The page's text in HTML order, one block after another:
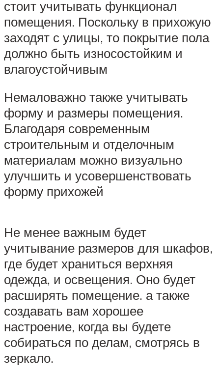
стоит учитывать функционал
помещения. Поскольку в прихожую
заходят с улицы, то покрытие пола
должно быть износостойким и
влагоустойчивым
Немаловажно также учитывать
форму и размеры помещения.
Благодаря современным
строительным и отделочным
материалам можно визуально
улучшить и усовершенствовать
форму прихожей
Не менее важным будет
учитывание размеров для шкафов,
где будет храниться верхняя
одежда, и освещения. Оно будет
расширять помещение. а также
создавать вам хорошее
настроение, когда вы будете
собираться по делам, смотрясь в
зеркало.